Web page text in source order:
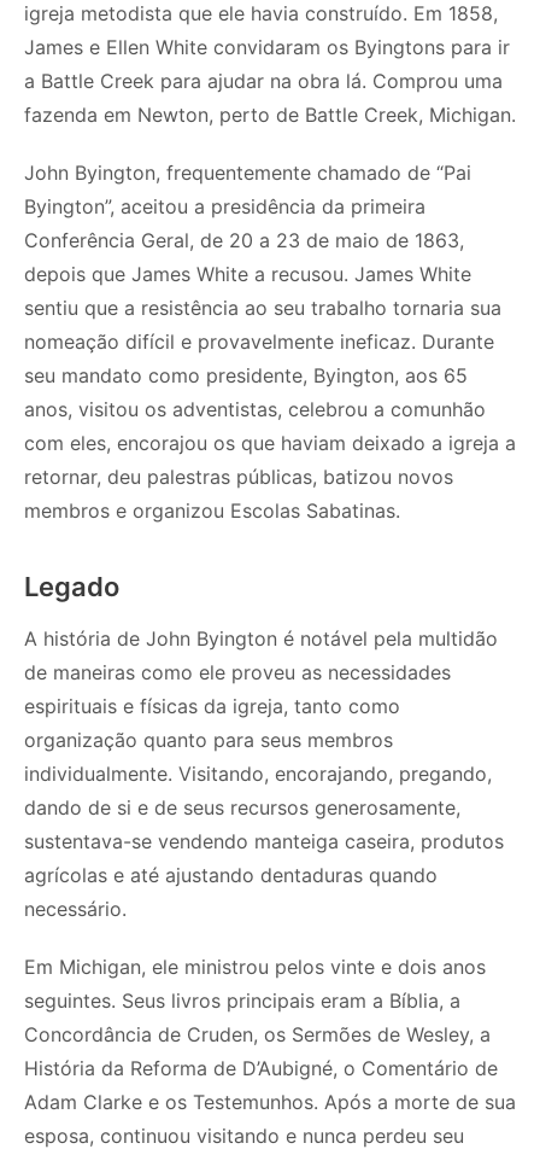
igreja metodista que ele havia construído. Em 1858,
James e Ellen White convidaram os Byingtons para ir
a Battle Creek para ajudar na obra lá. Comprou uma
fazenda em Newton, perto de Battle Creek, Michigan.
John Byington, frequentemente chamado de “Pai
Byington”, aceitou a presidência da primeira
Conferência Geral, de 20 a 23 de maio de 1863,
depois que James White a recusou. James White
sentiu que a resistência ao seu trabalho tornaria sua
nomeação difícil e provavelmente ineficaz. Durante
seu mandato como presidente, Byington, aos 65
anos, visitou os adventistas, celebrou a comunhão
com eles, encorajou os que haviam deixado a igreja a
retornar, deu palestras públicas, batizou novos
membros e organizou Escolas Sabatinas.
Legado
A história de John Byington é notável pela multidão
de maneiras como ele proveu as necessidades
espirituais e físicas da igreja, tanto como
organização quanto para seus membros
individualmente. Visitando, encorajando, pregando,
dando de si e de seus recursos generosamente,
sustentava-se vendendo manteiga caseira, produtos
agrícolas e até ajustando dentaduras quando
necessário.
Em Michigan, ele ministrou pelos vinte e dois anos
seguintes. Seus livros principais eram a Bíblia, a
Concordância de Cruden, os Sermões de Wesley, a
História da Reforma de D’Aubigné, o Comentário de
Adam Clarke e os Testemunhos. Após a morte de sua
esposa, continuou visitando e nunca perdeu seu